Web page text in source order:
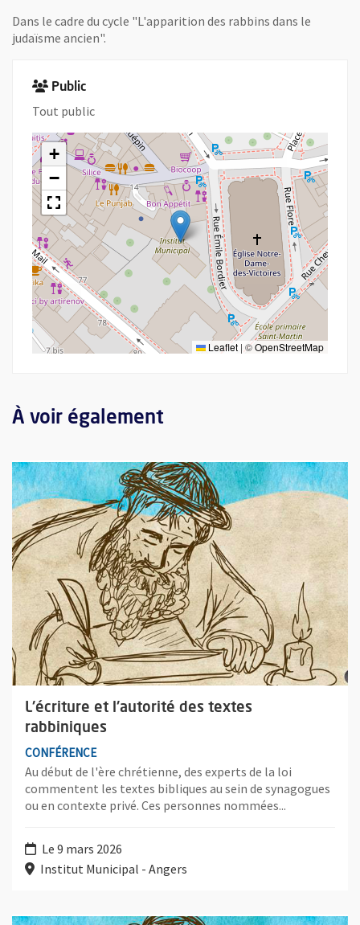
Dans le cadre du cycle "L'apparition des rabbins dans le
judaïsme ancien".
Public
Tout public
+
−
Leaflet | ©OpenStreetMap
À voir également
L'écriture et l'autorité des textes
rabbiniques
CONFÉRENCE
Au début de l'ère chrétienne, des experts de la loi
commentent les textes bibliques au sein de synagogues
ou en contexte privé. Ces personnes nommées...
Le 9 mars 2026
Institut Municipal - Angers
Plus d'information sur l'évènement : L'écriture et l'autorité